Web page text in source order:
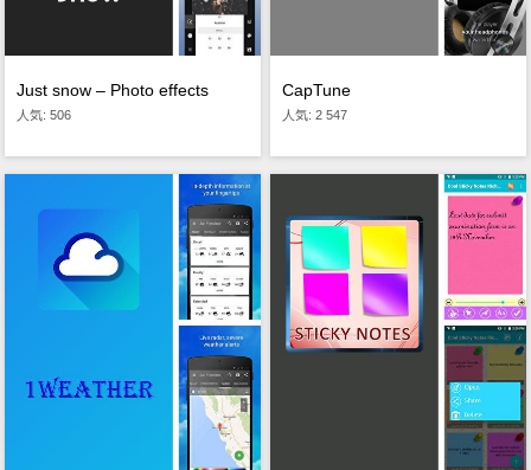
Just snow – Photo effects
人気: 506
CapTune
人気: 2 547